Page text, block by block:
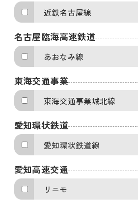
近鉄名古屋線
名古屋臨海高速鉄道
あおなみ線
東海交通事業
東海交通事業城北線
愛知環状鉄道
愛知環状鉄道線
愛知高速交通
リニモ